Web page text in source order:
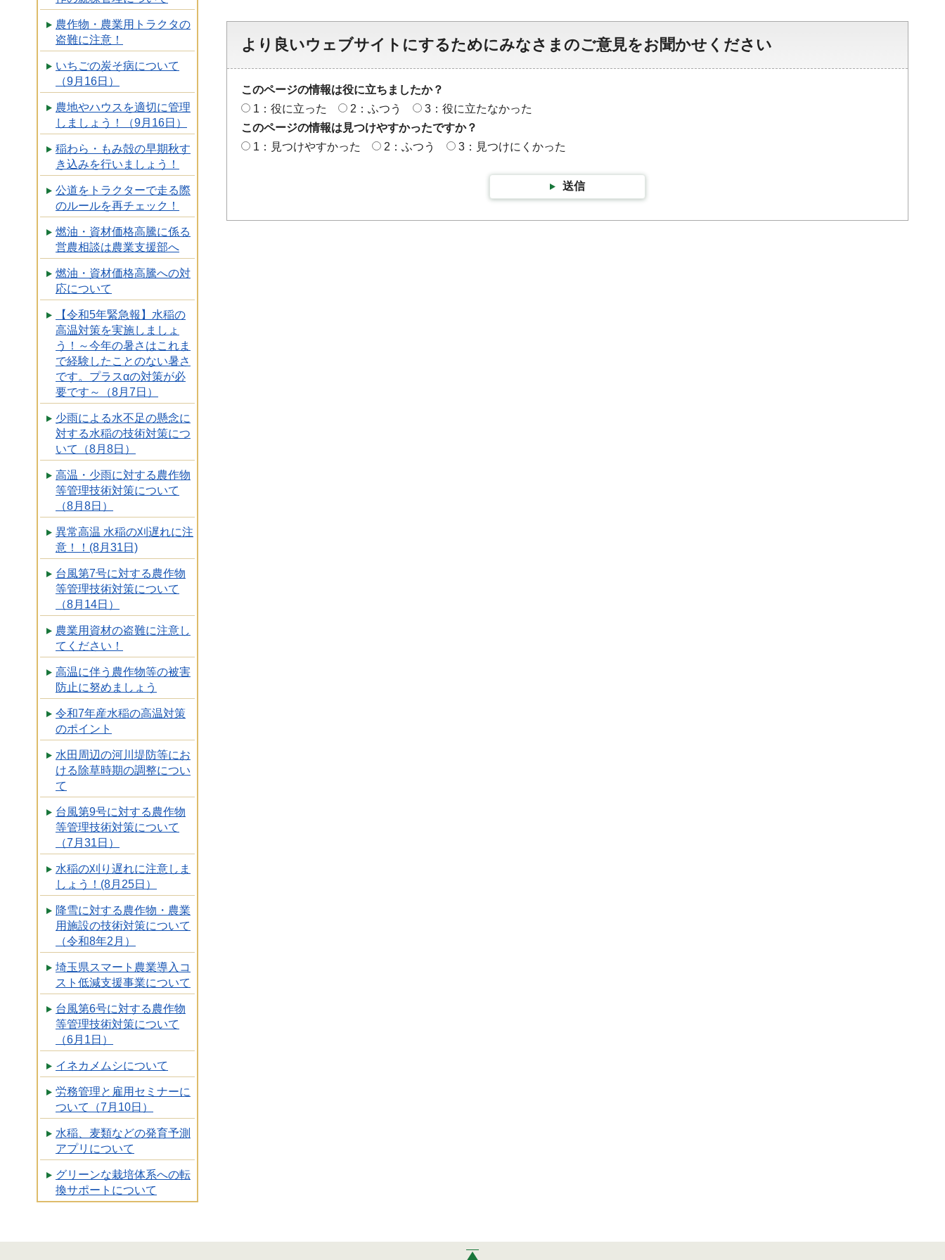
農作物・農業用トラクタの
盗難に注意！
いちごの炭そ病について
（9月16日）
農地やハウスを適切に管理
しましょう！（9月16日）
稲わら・もみ殻の早期秋す
き込みを行いましょう！
公道をトラクターで走る際
のルールを再チェック！
燃油・資材価格高騰に係る
営農相談は農業支援部へ
燃油・資材価格高騰への対
応について
【令和5年緊急報】水稲の
高温対策を実施しましょ
う！～今年の暑さはこれま
で経験したことのない暑さ
です。プラスαの対策が必
要です～（8月7日）
少雨による水不足の懸念に
対する水稲の技術対策につ
いて（8月8日）
高温・少雨に対する農作物
等管理技術対策について
（8月8日）
異常高温 水稲の刈遅れに注
意！！(8月31日)
台風第7号に対する農作物
等管理技術対策について
（8月14日）
農業用資材の盗難に注意し
てください！
高温に伴う農作物等の被害
防止に努めましょう
令和7年産水稲の高温対策
のポイント
水田周辺の河川堤防等にお
ける除草時期の調整につい
て
台風第9号に対する農作物
等管理技術対策について
（7月31日）
水稲の刈り遅れに注意しま
しょう！(8月25日）
降雪に対する農作物・農業
用施設の技術対策について
（令和8年2月）
埼玉県スマート農業導入コ
スト低減支援事業について
台風第6号に対する農作物
等管理技術対策について
（6月1日）
イネカメムシについて
労務管理と雇用セミナーに
ついて（7月10日）
水稲、麦類などの発育予測
アプリについて
グリーンな栽培体系への転
換サポートについて
より良いウェブサイトにするためにみなさまのご意見をお聞かせください
このページの情報は役に立ちましたか？
1：役に立った
2：ふつう
3：役に立たなかった
このページの情報は見つけやすかったですか？
1：見つけやすかった
2：ふつう 3：見つけにくかった
送信